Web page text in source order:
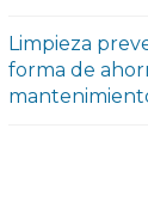
Limpieza
forma de